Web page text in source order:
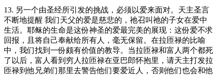
13. 另一个由圣经所引发的挑战，必须以爱来面对。天主圣言
不断地提醒 我们天父的爱是慈悲的，祂召叫祂的子女在爱中
生活。耶稣的生命是这份神圣的爱最完美的展现：这份爱不求
回报，且将自己奉献给所有人，毫无保留。在拉匝禄的比喻
中，我们找到一份颇有价值的教导。当拉匝禄和富人两个都死
了以后，富人看到穷人拉匝禄在亚巴郎怀抱里，请天主打发拉
匝禄到他兄弟们那里去警告他们要爱近人，否则他们也会和他